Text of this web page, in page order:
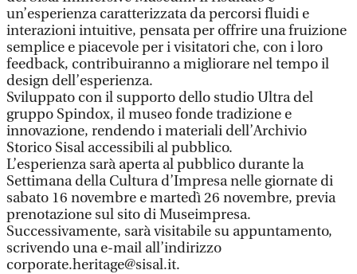
un’esperienza caratterizzata da percorsi fluidi e
interazioni intuitive, pensata per offrire una fruizione
semplice e piacevole per i visitatori che, con i loro
feedback, contribuiranno a migliorare nel tempo il
design dell’esperienza.
Sviluppato con il supporto dello studio Ultra del
gruppo Spindox, il museo fonde tradizione e
innovazione, rendendo i materiali dell’Archivio
Storico Sisal accessibili al pubblico.
L’esperienza sarà aperta al pubblico durante la
Settimana della Cultura d’Impresa nelle giornate di
sabato 16 novembre e martedì 26 novembre, previa
prenotazione sul sito di Museimpresa.
Successivamente, sarà visitabile su appuntamento,
scrivendo una e-mail all’indirizzo
corporate.heritage@sisal.it.